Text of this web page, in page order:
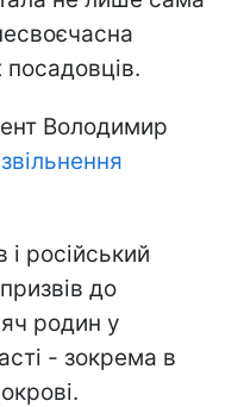
посадовців.
Володимир
російський
до
родин у
- зокрема в